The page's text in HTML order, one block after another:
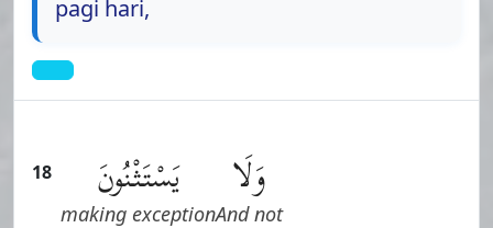
pagi hari,
18 وَلَا
And not
يَسْتَثْنُونَ
making exception